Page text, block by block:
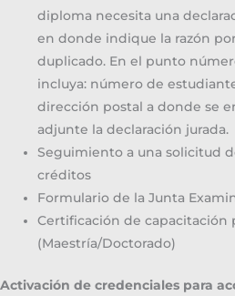
diploma necesita una
en donde indique la razón
duplicado. En el punto
incluya: número de
dirección postal a donde se
adjunte la declaración jurada.
Seguimiento a una solicitud
créditos
Formulario de la Junta
Certificación de capacitación
(Maestría/Doctorado)
Activación de credenciales para